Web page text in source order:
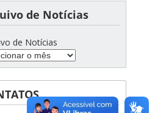
de Notícias
de Notícias